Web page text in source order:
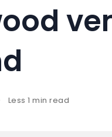
Less 1 min read